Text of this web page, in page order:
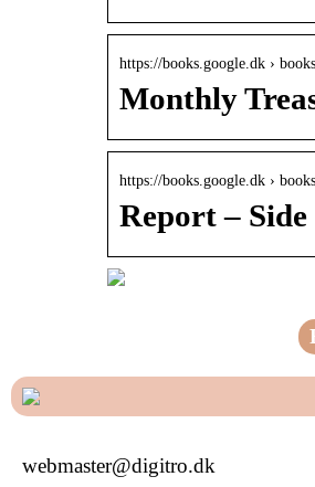
https://books.google.dk › books
Monthly
https://books.google.dk › books
Report –
webmaster@digitro.dk